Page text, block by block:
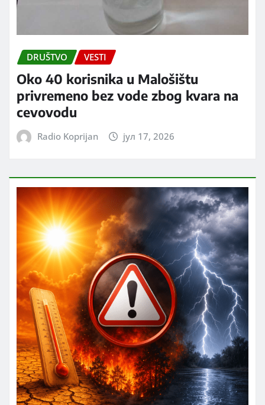
DRUŠTVO VESTI
Oko 40 korisnika u Malošištu
privremeno bez vode zbog kvara na
cevovodu
Radio Koprijan јул 17, 2026